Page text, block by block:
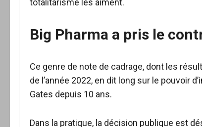
totalitarisme les aiment.
Big Pharma a pris le
Ce genre de note de cadrage, dont les
de l’année 2022, en dit long sur le pouvoir
Gates depuis 10 ans.
Dans la pratique, la décision publique est